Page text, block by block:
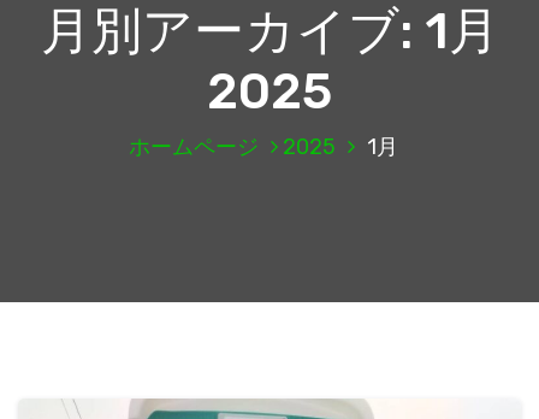
月別アーカイブ: 1月
2025
ホームページ 2025 1月